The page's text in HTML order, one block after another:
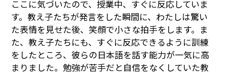
ここに気づいたので、授業中、すぐに反応していま
す。教え子たちが発言をした瞬間に、わたしは驚い
た表情を見せた後、笑顔で小さな拍手をします。ま
た、教え子たちにも、すぐに反応できるように訓練
をしたところ、彼らの日本語を話す能力が一気に高
まりました。勉強が苦手だと自信をなくしていた教